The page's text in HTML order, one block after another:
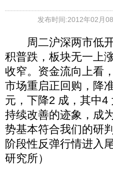
发布时间:2012年02月
周二沪深两市低开
积普跌，板块无一上
收窄。资金流向上看
市场重启正回购，降
元，下降2 成，其中4
持续改善的迹象，成
势基本符合我们的研
阶段性反弹行情进入
研究所）